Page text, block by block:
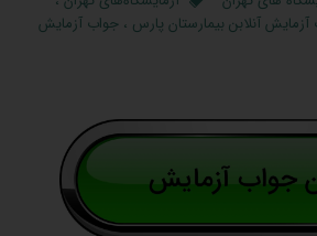
آنلابن بیمارستان پارس ، جواب آزمایش